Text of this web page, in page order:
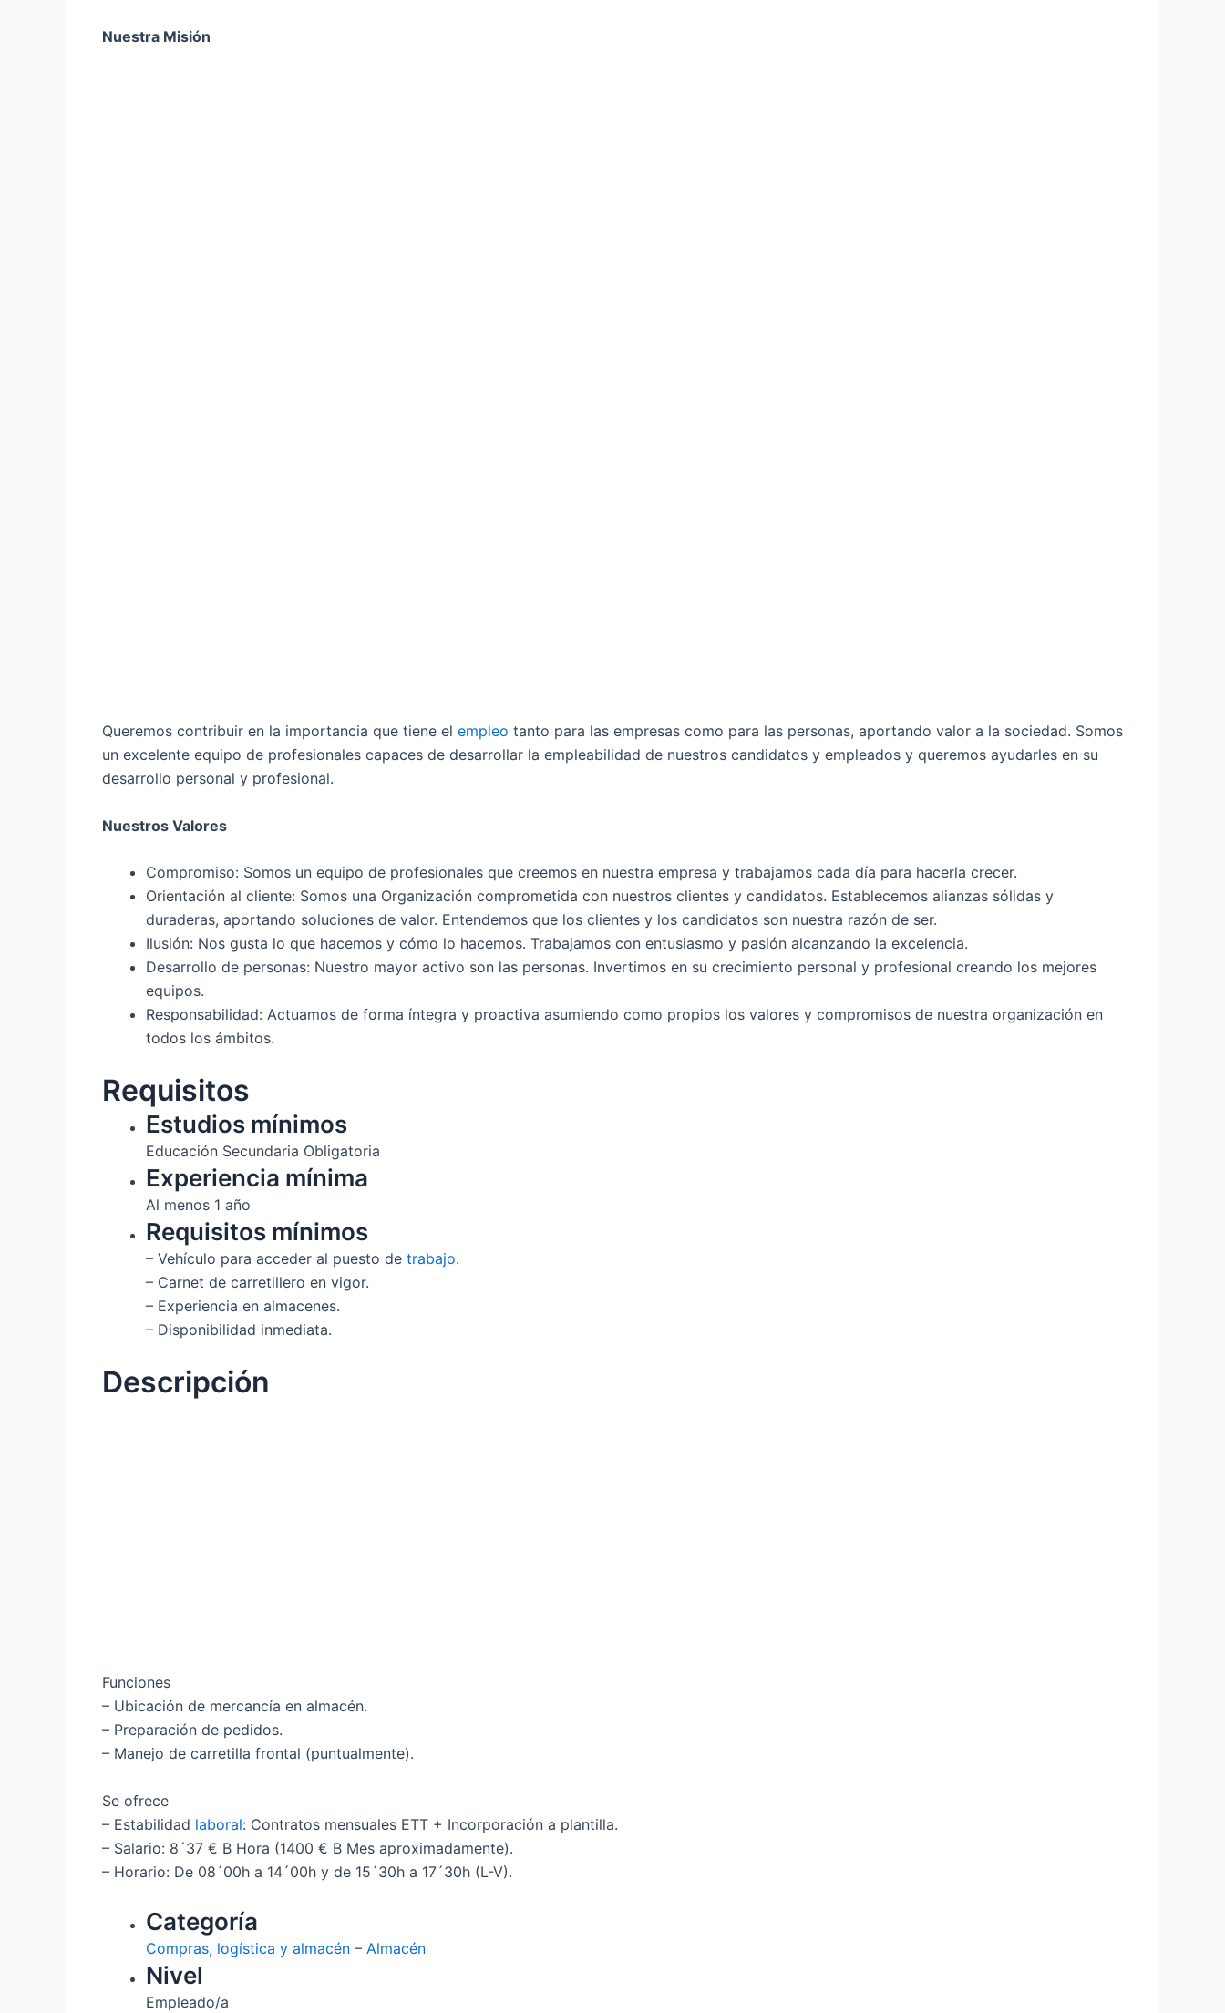
Nuestra Misión
Queremos contribuir en la importancia que tiene el empleo tanto para las empresas como para las personas, aportando valor a la sociedad. Somos
un excelente equipo de profesionales capaces de desarrollar la empleabilidad de nuestros candidatos y empleados y queremos ayudarles en su
desarrollo personal y profesional.
Nuestros Valores
Compromiso: Somos un equipo de profesionales que creemos en nuestra empresa y trabajamos cada día para hacerla crecer.
Orientación al cliente: Somos una Organización comprometida con nuestros clientes y candidatos. Establecemos alianzas sólidas y
duraderas, aportando soluciones de valor. Entendemos que los clientes y los candidatos son nuestra razón de ser.
Ilusión: Nos gusta lo que hacemos y cómo lo hacemos. Trabajamos con entusiasmo y pasión alcanzando la excelencia.
Desarrollo de personas: Nuestro mayor activo son las personas. Invertimos en su crecimiento personal y profesional creando los mejores
equipos.
Responsabilidad: Actuamos de forma íntegra y proactiva asumiendo como propios los valores y compromisos de nuestra organización en
todos los ámbitos.
Requisitos
Estudios mínimos
Educación Secundaria Obligatoria
Experiencia mínima
Al menos 1 año
Requisitos mínimos
– Vehículo para acceder al puesto de trabajo.
– Carnet de carretillero en vigor.
– Experiencia en almacenes.
– Disponibilidad inmediata.
Descripción
Funciones
– Ubicación de mercancía en almacén.
– Preparación de pedidos.
– Manejo de carretilla frontal (puntualmente).
Se ofrece
– Estabilidad laboral: Contratos mensuales ETT + Incorporación a plantilla.
– Salario: 8´37 € B Hora (1400 € B Mes aproximadamente).
– Horario: De 08´00h a 14´00h y de 15´30h a 17´30h (L-V).
Categoría
Compras, logística y almacén – Almacén
Nivel
Empleado/a